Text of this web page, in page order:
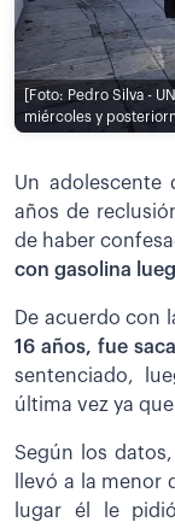
[Foto: Pedro Silva -
miércoles y
Un adolescente
años de
de haber
con gasolina
De acuerdo con
16 años, fue
sentenciado,
última vez ya
Según los
llevó a la menor
lugar él le